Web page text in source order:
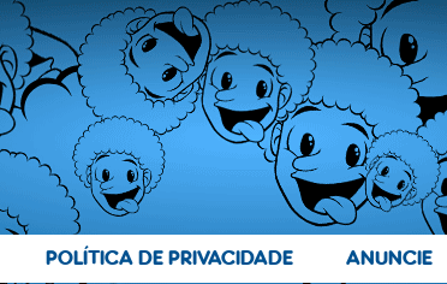
POLÍTICA DE PRIVACIDADE ANUNCIE